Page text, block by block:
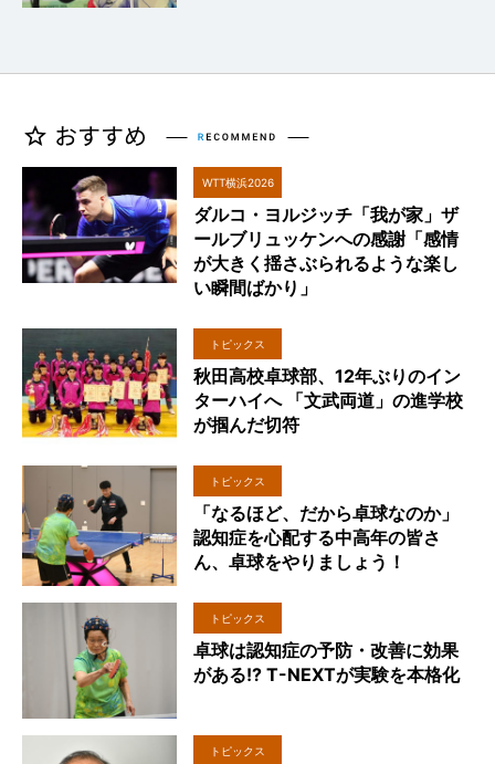
WTT横浜2026
ダルコ・ヨルジッチ「我が家」ザ
ールブリュッケンへの感謝「感情
が大きく揺さぶられるような楽し
い瞬間ばかり」
トピックス
秋田高校卓球部、12年ぶりのイン
ターハイへ 「文武両道」の進学校
が掴んだ切符
トピックス
「なるほど、だから卓球なのか」
認知症を心配する中高年の皆さ
ん、卓球をやりましょう！
トピックス
卓球は認知症の予防・改善に効果
がある!? T-NEXTが実験を本格化
トピックス